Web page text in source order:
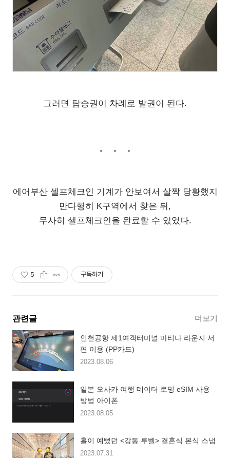
그러면 탑승권이 차례로 발권이 된다.
에어부산 셀프체크인 기계가 안보여서 살짝 당황했지
만다행히 K구역에서 찾은 뒤,
무사히 셀프체크인을 완료할 수 있었다.
5 구독하기
관련글 더보기
인천공항 제1여객터미널 마티나 라운지 서
편 이용 (PP카드)
2023.08.06
일본 오사카 여행 데이터 로밍 eSIM 사용
방법 아이폰
2023.08.05
홀이 예뻤던 <강동 루벨> 결혼식 본식 스냅
2023.07.31